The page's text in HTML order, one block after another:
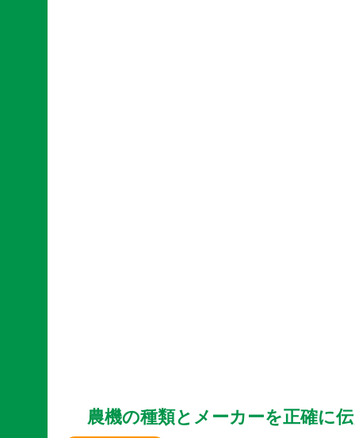
農機の種類とメーカーを正確に